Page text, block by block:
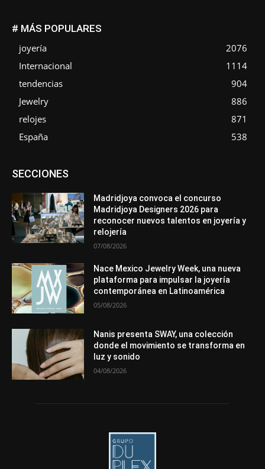
# MÁS POPULARES
joyería
2076
Internacional
1114
tendencias
904
Jewelry
886
relojes
871
España
538
SECCIONESAsociaciones
Entrevistas
Mundo Técnico
Novedades Opiniones
Perspectiva
Premios
Secciones Sin categoría
Más
Madridjoya convoca el concurso
Madridjoya Designers 2026 para
reconocer nuevos talentos en joyería y
relojería
07/08/2026
Nace Mexico Jewelry Week, una nueva
plataforma para impulsar la joyería
contemporánea en Latinoamérica
05/08/2026
Nanis presenta SWAY, una colección
donde el movimiento se transforma en
luz y sonido
04/08/2026